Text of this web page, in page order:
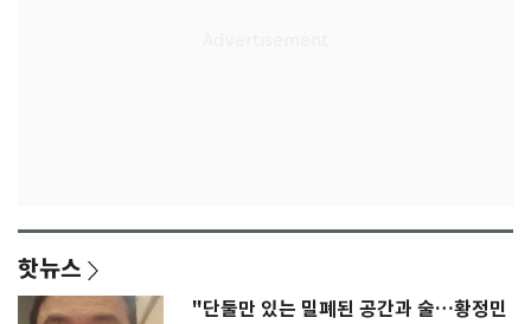
핫뉴스
"단둘만 있는 밀폐된 공간과 술…황정민